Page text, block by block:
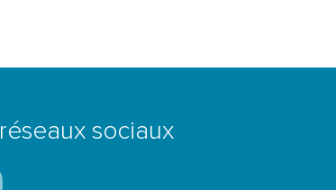
sociaux